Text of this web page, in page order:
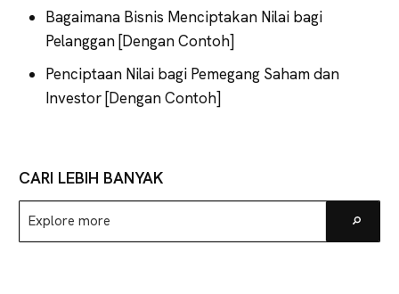
Bagaimana Bisnis Menciptakan Nilai bagi
Pelanggan [Dengan Contoh]
Penciptaan Nilai bagi Pemegang Saham dan
Investor [Dengan Contoh]
CARI LEBIH BANYAK
Explore
more